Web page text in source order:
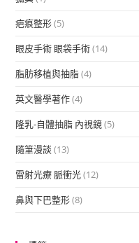
疤痕整形(5)
眼皮手術 眼袋手術(14)
脂肪移植與抽脂(4)
英文醫學著作(4)
隆乳-自體抽脂 內視鏡(5)
隨筆漫談 (13)
雷射光療 脈衝光(12)
鼻與下巴整形(8)